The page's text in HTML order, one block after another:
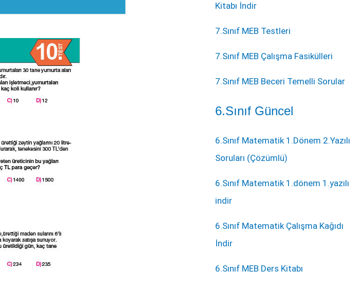
Kitabı İndir
7.Sınıf MEB Testleri
7.Sınıf MEB Çalışma Fasikülleri
7.Sınıf MEB Beceri Temelli Sorular
6.Sınıf Güncel
6.Sınıf Matematik 1.Dönem 2.Yazılı
Soruları (Çözümlü)
6.Sınıf Matematik 1.dönem 1.yazılı
indir
6.Sınıf Matematik Çalışma Kağıdı
İndir
6.Sınıf MEB Ders Kitabı